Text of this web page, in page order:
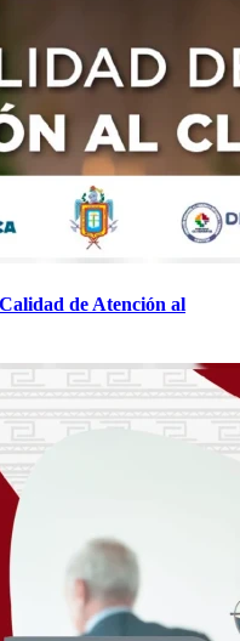
de Atención al